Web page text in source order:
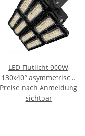
LED Flutlicht 900W,
130x40° asymmetrisch,
variabel, 1-10V
dimmbar, neutralweiß,
Preise nach Anmeldung
sichtbar